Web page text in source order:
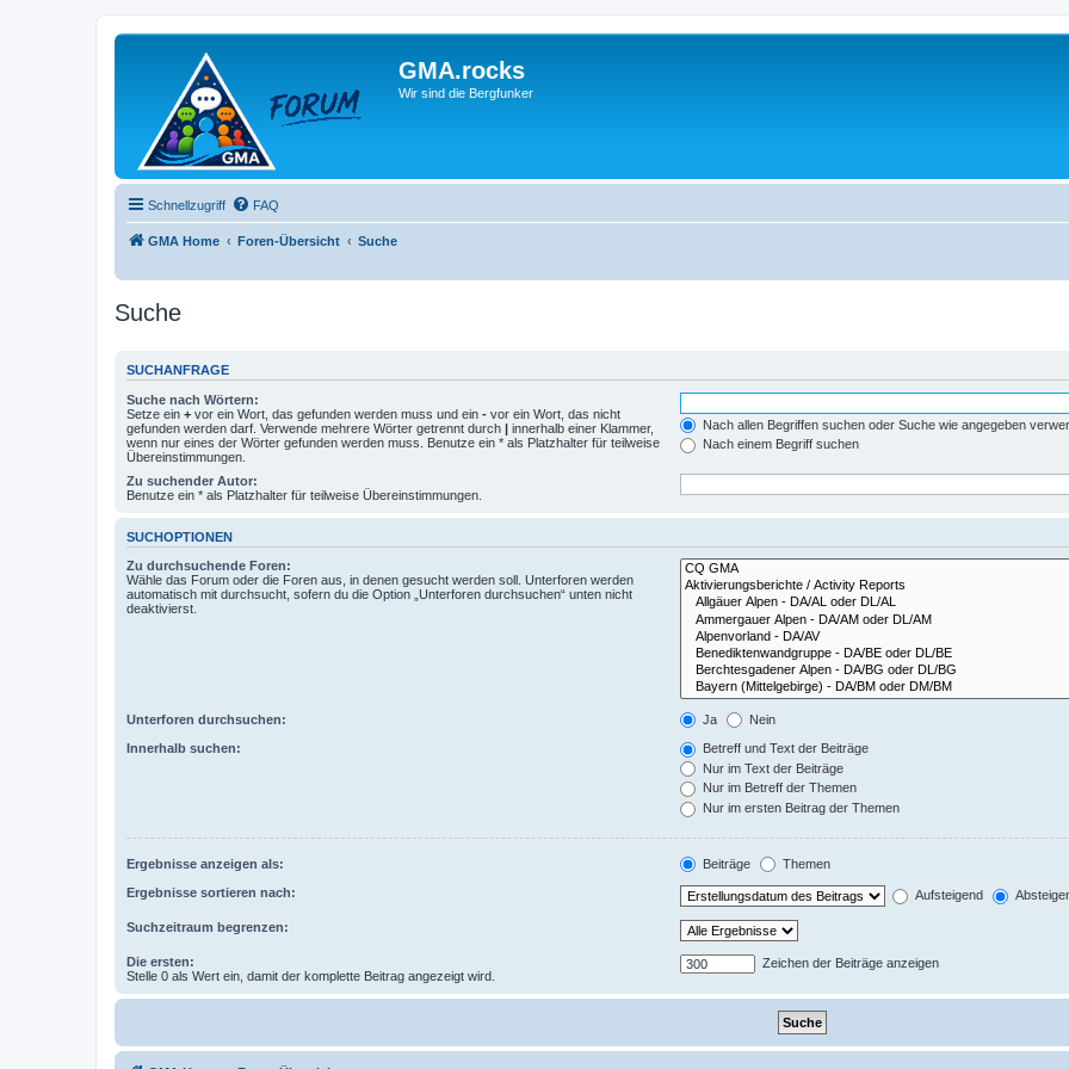
GMA.rocks
Wir sind die Bergfunker
Schnellzugriff FAQ
GMA Home Foren-Übersicht Suche
Suche
SUCHANFRAGE
Suche nach Wörtern:
Setze ein + vor ein Wort, das gefunden werden muss und ein - vor ein Wort, das nicht
gefunden werden darf. Verwende mehrere Wörter getrennt durch | innerhalb einer Klammer,
wenn nur eines der Wörter gefunden werden muss. Benutze ein * als Platzhalter für teilweise
Übereinstimmungen.
Nach allen Begriffen suchen oder Suche wie angegeben
Nach einem Begriff suchen
Zu suchender Autor:
Benutze ein * als Platzhalter für teilweise Übereinstimmungen.
SUCHOPTIONEN
Zu durchsuchende Foren:
Wähle das Forum oder die Foren aus, in denen gesucht werden soll. Unterforen werden
automatisch mit durchsucht, sofern du die Option „Unterforen durchsuchen“ unten nicht
deaktivierst.
Unterforen durchsuchen: Ja Nein
Innerhalb suchen:
Betreff und Text der Beiträge
Nur im Text der Beiträge
Nur im Betreff der Themen
Nur im ersten Beitrag der Themen
Ergebnisse anzeigen als: Beiträge Themen
Ergebnisse sortieren nach: Aufsteigend
Suchzeitraum begrenzen:
Die ersten:
Stelle 0 als Wert ein, damit der komplette Beitrag angezeigt wird.
Zeichen der Beiträge anzeigen